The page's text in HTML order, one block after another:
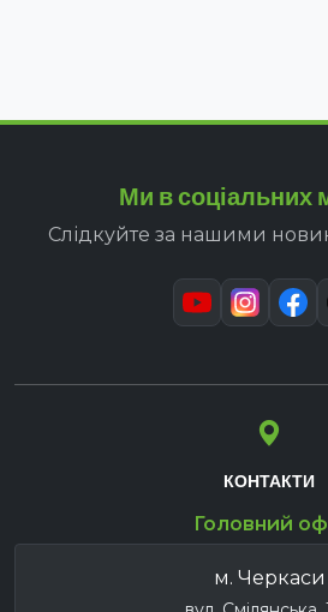
Ми в соціальних
Слідкуйте за нашими
КОНТАКТИ
Головний
м. Черкаси